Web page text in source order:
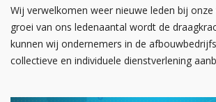
Wij verwelkomen weer nieuwe leden bij
groei van ons ledenaantal wordt de
kunnen wij ondernemers in de
collectieve en individuele dienstverlening